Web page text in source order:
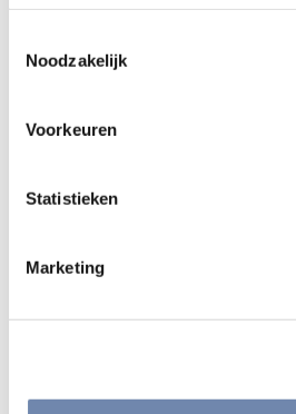
Noodzakelijk
Voorkeuren
Statistieken
Marketing
Onderweg en zou je
doen?
We lieten mooi reclamemateriaal
korte tekst over Bidden Onderweg
Of stuur een mailtje naar vrienden
natuurlijk ook een bericht delen
je sociale media.